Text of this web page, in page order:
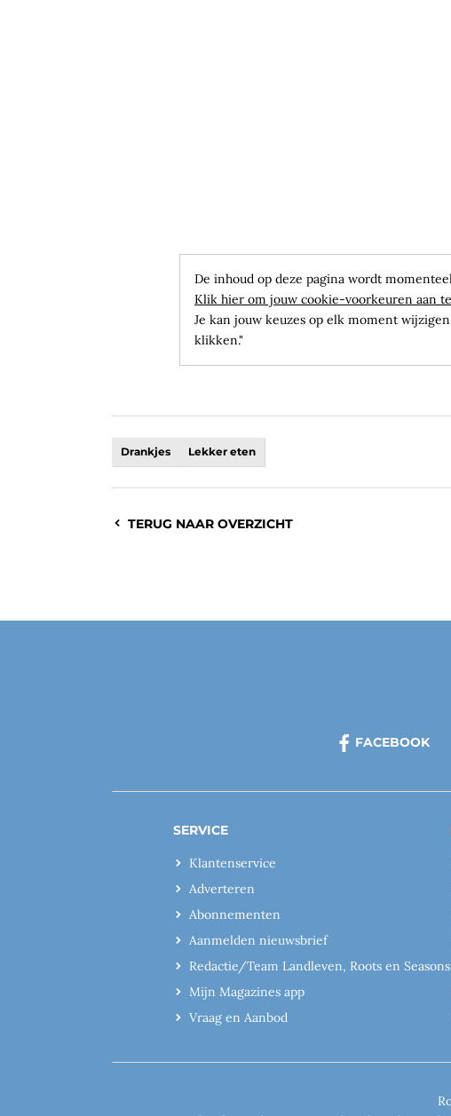
De inhoud op deze pagina wordt
Klik hier om jouw cookie-voorkeuren aan
Je kan jouw keuzes op elk moment
klikken."
Drankjes Lekker eten
TERUG NAAR OVERZICHT
FACEBOOK
SERVICE
Klantenservice
Adverteren
Abonnementen
Aanmelden nieuwsbrief
Redactie/Team Landleven, Roots en Seasons
Mijn Magazines app
Vraag en Aanbod